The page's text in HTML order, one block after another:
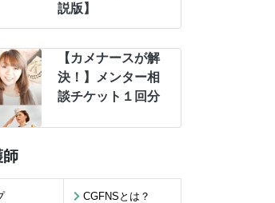
説版】
【カメナースが解
決！】メンター相
談チケット１回分
師
CGFNSとは？